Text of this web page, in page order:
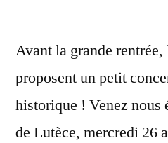
Avant la grande
proposent un petit
historique ! Venez nous
de Lutèce, mercredi 26